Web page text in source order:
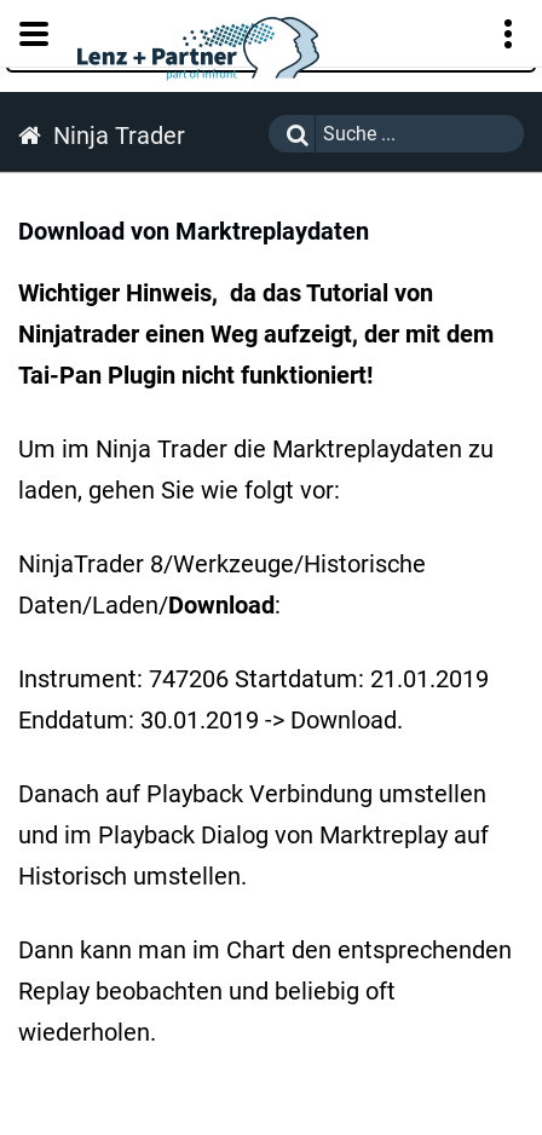
KUNDENPORTAL
Ninja Trader
Download von Marktreplaydaten
Wichtiger Hinweis, da das Tutorial von
Ninjatrader einen Weg aufzeigt, der mit dem
Tai-Pan Plugin nicht funktioniert!
Um im Ninja Trader die Marktreplaydaten zu
laden, gehen Sie wie folgt vor:
NinjaTrader 8/Werkzeuge/Historische
Daten/Laden/Download:
Instrument: 747206 Startdatum: 21.01.2019
Enddatum: 30.01.2019 -> Download.
Danach auf Playback Verbindung umstellen
und im Playback Dialog von Marktreplay auf
Historisch umstellen.
Dann kann man im Chart den entsprechenden
Replay beobachten und beliebig oft
wiederholen.